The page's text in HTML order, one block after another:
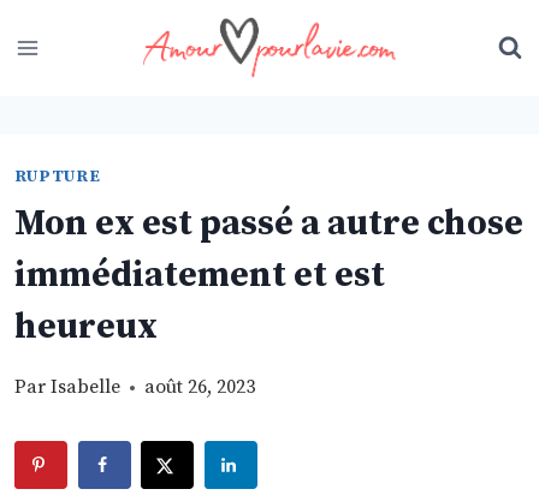
to
RUPTURE
Mon ex est passé a autre chose
immédiatement et est
heureux
Par Isabelle août 26, 2023